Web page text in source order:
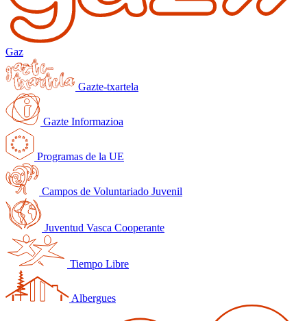
Gaz
Gazte-txartela
Gazte Informazioa
Programas de la UE
Campos de Voluntariado Juvenil
Juventud Vasca Cooperante
Tiempo Libre
Albergues